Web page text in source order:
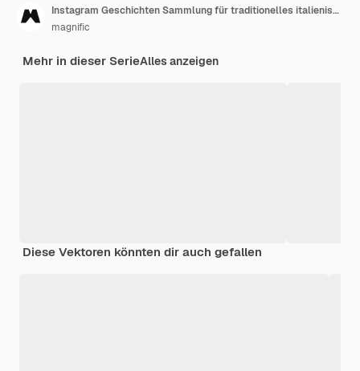
Instagram Geschichten Sammlung für traditionelles italienisches Restaurant
magnific
Mehr in dieser SerieAlles anzeigen
Diese Vektoren könnten dir auch gefallen